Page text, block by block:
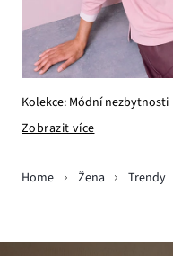
Kolekce: Módní nezbytnosti
Zobrazit více
Home Žena Trendy